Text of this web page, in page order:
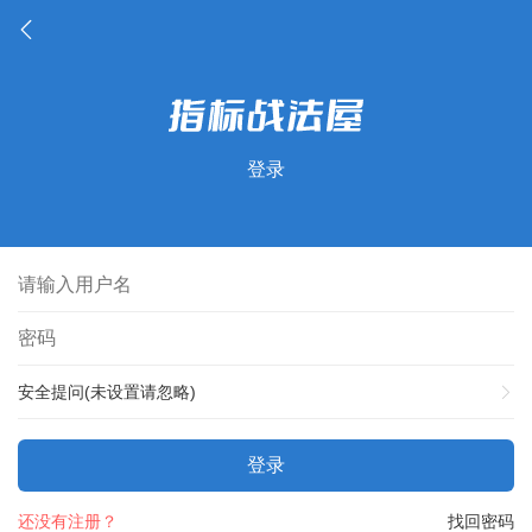
登录
安全提问(未设置请忽略)
登录
找回密码
还没有注册？